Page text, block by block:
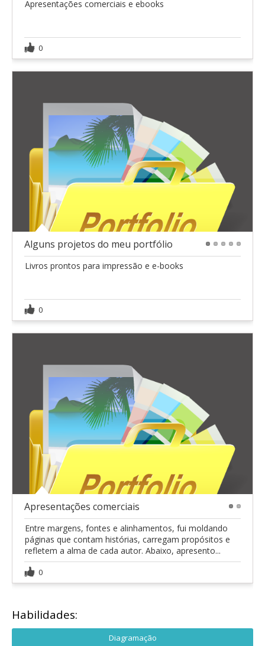
Apresentações comerciais e ebooks
0
Alguns projetos do meu portfólio
Livros prontos para impressão e e-books
0
Apresentações comerciais
Entre margens, fontes e alinhamentos, fui moldando
páginas que contam histórias, carregam propósitos e
refletem a alma de cada autor. Abaixo, apresento...
0
Habilidades:
Diagramação